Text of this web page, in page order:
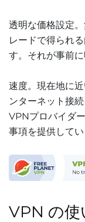
透明な価格設定
レードで得られ
す。それが事前
速度。現在地に
ンターネット接
VPNプロバイダ
事項を提供してい
VPN の使